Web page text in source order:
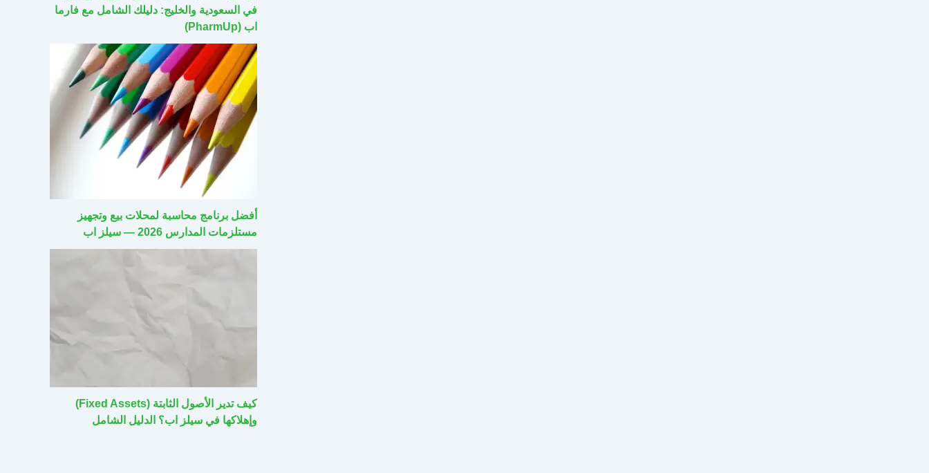
في السعودية والخليج: دليلك الشامل مع فارما
اب (PharmUp)
أفضل برنامج محاسبة لمحلات بيع وتجهيز
مستلزمات المدارس 2026 — سيلز اب
كيف تدير الأصول الثابتة (Fixed Assets)
وإهلاكها في سيلز اب؟ الدليل الشامل